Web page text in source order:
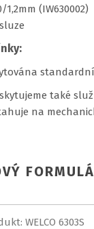
(IW630002)
také
na